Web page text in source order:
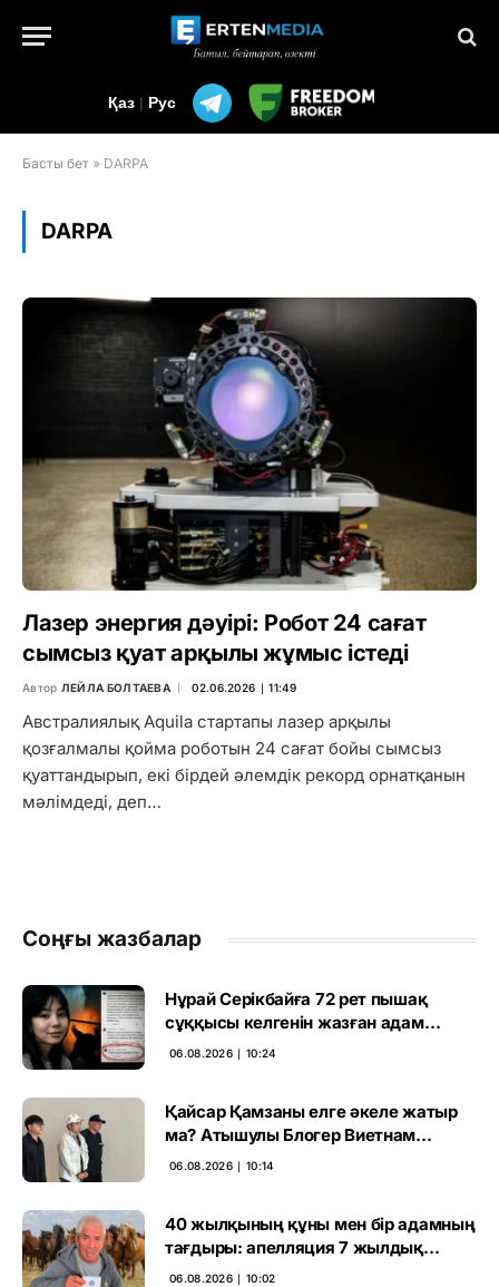
Қаз | Рус
Басты бет » DARPA
DARPA
Лазер энергия дәуірі: Робот 24 сағат
сымсыз қуат арқылы жұмыс істеді
Автор ЛЕЙЛА БОЛТАЕВА 02.06.2026 ∣ 11:49
Австралиялық Aquila стартапы лазер арқылы
қозғалмалы қойма роботын 24 сағат бойы сымсыз
қуаттандырып, екі бірдей әлемдік рекорд орнатқанын
мәлімдеді, деп…
Соңғы жазбалар
Нұрай Серікбайға 72 рет пышақ
сұққысы келгенін жазған адам
ұсталды
06.08.2026 ∣ 10:24
Қайсар Қамзаны елге әкеле жатыр
ма? Атышулы Блогер Виетнам
әуежайында көзге түсті
06.08.2026 ∣ 10:14
40 жылқының құны мен бір адамның
тағдыры: апелляция 7 жылдық
үкімді бұзды
06.08.2026 ∣ 10:02